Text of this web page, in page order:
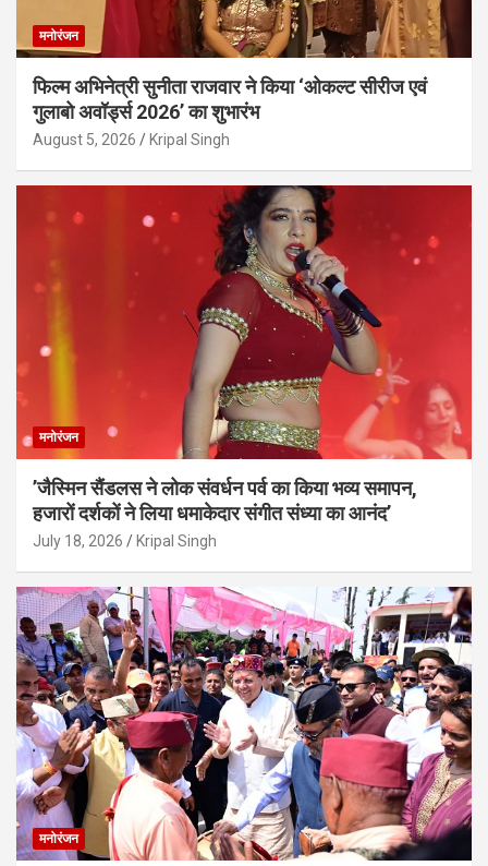
मनोरंजन
फिल्म अभिनेत्री सुनीता राजवार ने किया ‘ओकल्ट सीरीज एवं
गुलाबो अवॉर्ड्स 2026’ का शुभारंभ
August 5, 2026 Kripal Singh
मनोरंजन
’जैस्मिन सैंडलस ने लोक संवर्धन पर्व का किया भव्य समापन,
हजारों दर्शकों ने लिया धमाकेदार संगीत संध्या का आनंद’
July 18, 2026 Kripal Singh
मनोरंजन